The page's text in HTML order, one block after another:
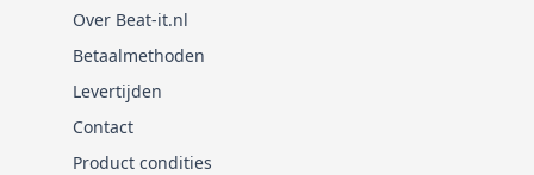
Over Beat-it.nl
Betaalmethoden
Levertijden
Contact
Product condities